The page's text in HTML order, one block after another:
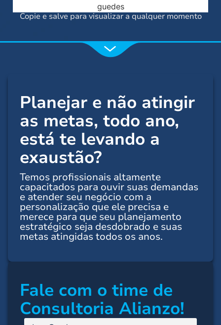
guedes
Copie e salve para visualizar a qualquer momento
Planejar e não atingir
as metas, todo ano,
está te levando a
exaustão?
Temos profissionais altamente
capacitados para ouvir suas demandas
e atender seu negócio com a
personalização que ele precisa e
merece para que seu planejamento
estratégico seja desdobrado e suas
metas atingidas todos os anos.
Fale com o time de
Consultoria Alianzo!